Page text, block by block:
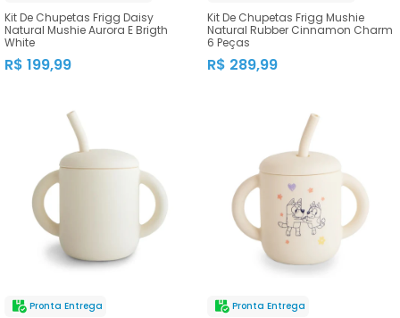
Kit De Chupetas Frigg Daisy
Natural Mushie Aurora E Brigth
White
R$ 199,99
Kit De Chupetas Frigg Mushie
Natural Rubber Cinnamon Charm
6 Peças
R$ 289,99
Pronta Entrega Pronta Entrega